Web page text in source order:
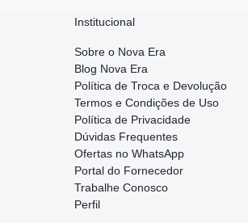
Institucional
Sobre o Nova Era
Blog Nova Era
Política de Troca e Devolução
Termos e Condições de Uso
Política de Privacidade
Dúvidas Frequentes
Ofertas no WhatsApp
Portal do Fornecedor
Trabalhe Conosco
Perfil